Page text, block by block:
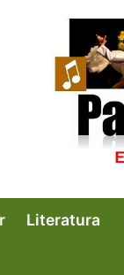
Literatura